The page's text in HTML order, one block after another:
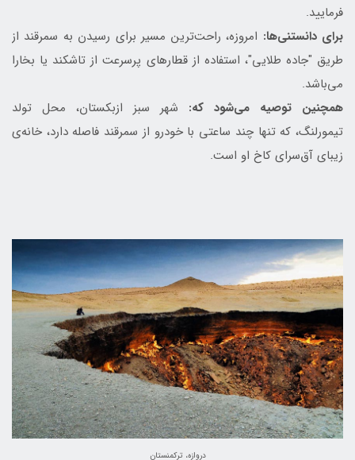
فرمایید.
برای دانستنی‌ها: امروزه، راحت‌ترین مسیر برای رسیدن به سمرقند از
طریق "جاده طلایی"، استفاده از قطارهای پرسرعت از تاشکند یا بخارا
می‌باشد.
همچنین توصیه می‌شود که: شهر سبز ازبکستان، محل تولد
تیمورلنگ، که تنها چند ساعتی با خودرو از سمرقند فاصله دارد، خانه‌ی
زیبای آق‌سرای کاخ او است.
دروازه، ترکمنستان